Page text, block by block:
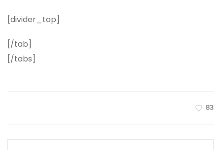
[divider_top]
[/tab]
[/tabs]
83